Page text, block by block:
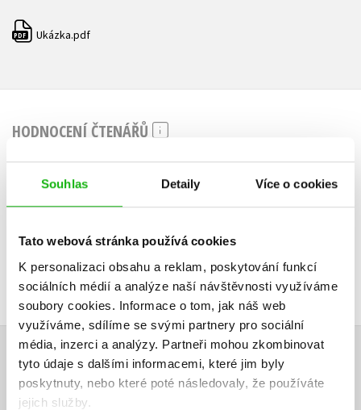
Souhlas Detaily Více o cookies
Tato webová stránka používá cookies
K personalizaci obsahu a reklam, poskytování funkcí
sociálních médií a analýze naší návštěvnosti využíváme
soubory cookies. Informace o tom, jak náš web
využíváme, sdílíme se svými partnery pro sociální
média, inzerci a analýzy. Partneři mohou zkombinovat
tyto údaje s dalšími informacemi, které jim byly
poskytnuty, nebo které poté následovaly, že používáte
jejich služby.
PDF Ukázka.pdf
HODNOCENÍ ČTENÁŘŮ
V současné době nejsou vytvořena žádná uživatelská hodnocení.
Vaše hodnocení
Uživatelskou recenzi mohou vkládat pouze registrovaní uživatelé
Přihlásit
AUTOR KNIHY